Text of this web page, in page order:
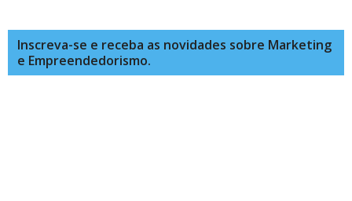
Inscreva-se e receba as novidades sobre Marketing
e Empreendedorismo.